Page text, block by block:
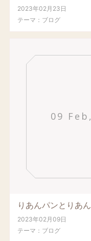
2023年02月23日
テーマ： ブログ
09
2023年02月09日
テーマ： ブログ